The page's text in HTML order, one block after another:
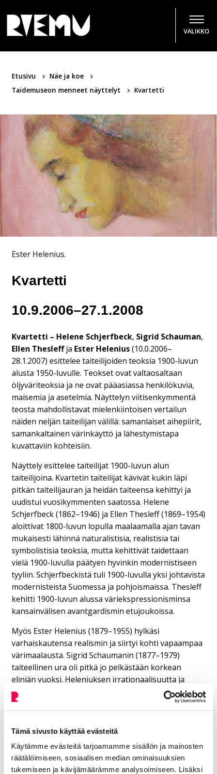
Tämä sivusto käyttää evästeitä
Käytämme evästeitä tarjoamamme sisällön ja mainosten
räätälöimiseen, sosiaalisen median ominaisuuksien
tukemiseen ja kävijämäärämme analysoimiseen. Lisäksi
VALIKKO
Etusivu
Näe ja koe
Taidemuseon menneet näyttelyt
Kvartetti
Ester Helenius.
Kvartetti
10.9.2006–27.1.2008
Kvartetti – Helene Schjerfbeck, Sigrid Schauman,
Ellen Thesleffja Ester Helenius(10.0.2006–
28.1.2007) esittelee taiteilijoiden teoksia 1900-luvun
alusta 1950-luvulle. Teokset ovat valtaosaltaan
öljyväriteoksia ja ne ovat pääasiassa henkilökuvia,
maisemia ja asetelmia. Näyttelyn viitisenkymmentä
teosta mahdollistavat mielenkiintoisen vertailun
näiden neljän taiteilijan välillä: samanlaiset aihepiirit,
samankaltainen värinkäyttö ja lähestymistapa
kuvattaviin kohteisiin.
Näyttely esittelee taiteilijat 1900-luvun alun
taiteilijoina. Kvartetin taiteilijat kävivät kukin läpi
pitkän taiteilijauran ja heidän taiteensa kehittyi ja
uudistui vuosikymmenten saatossa. Helene
Schjerfbeck (1862–1946) ja Ellen Thesleff (1869–1954)
aloittivat 1800-luvun lopulla maalaamalla ajan tavan
mukaisesti lähinnä naturalistisia, realistisia tai
symbolistisia teoksia, mutta kehittivät taidettaan
vielä 1900-luvulla päätyen hyvinkin modernistiseen
tyyliin. Schjerfbeckistä tuli 1900-luvulla yksi johtavista
modernisteista Suomessa ja pohjoismaissa. Thesleff
kehitti 1900-luvun alussa väriekspressionisminsa
kansainvälisen avantgardismin etujoukoissa.
Myös Ester Helenius (1879–1955) hylkäsi
varhaiskautensa realismin ja siirtyi kohti vapaampaa
värimaalausta. Sigrid Schaumanin (1877–1979)
taiteellinen ura oli pitkä jo pelkästään korkean
eliniän vuoksi. Heleniuksen irrationaalisuutta ja
intuitiota korostavalla lähestymistavalla oli tärkeä
asema Suomen taidetta 1920- ja 1930-luvuilla
Schaumanilla oli paikka ajan taiteen keskiössä jo
arvosteluillaan 1900-luvun alun taiteesta käytyyn
keskusteluun.